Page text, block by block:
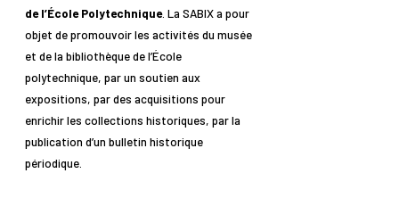
de l’École Polytechnique. La SABIX a pour
objet de promouvoir les activités du musée
et de la bibliothèque de l’École
polytechnique, par un soutien aux
expositions, par des acquisitions pour
enrichir les collections historiques, par la
publication d’un bulletin historique
périodique.